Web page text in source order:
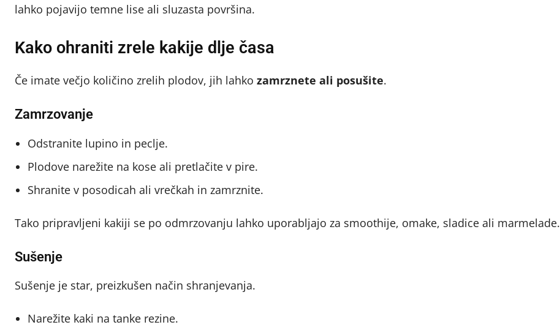
lahko pojavijo temne lise ali sluzasta površina.
Kako ohraniti zrele kakije dlje časa
Če imate večjo količino zrelih plodov, jih lahko zamrznete ali posušite.
Zamrzovanje
Odstranite lupino in peclje.
Plodove narežite na kose ali pretlačite v pire.
Shranite v posodicah ali vrečkah in zamrznite.
Tako pripravljeni kakiji se po odmrzovanju lahko uporabljajo za smoothije, omake, sladice ali marmelade.
Sušenje
Sušenje je star, preizkušen način shranjevanja.
Narežite kaki na tanke rezine.